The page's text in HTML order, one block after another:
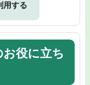
用する
役に立ち